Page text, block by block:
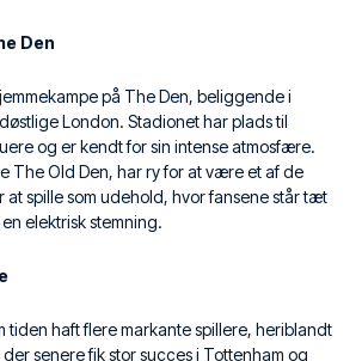
Den
på The Den, beliggende i
London. Stadionet har plads til
og er kendt for sin intense atmosfære.
The Old Den, har ry for at være et af de
at spille som udehold, hvor fansene står tæt
elektrisk stemning.
tiden haft flere markante spillere, heriblandt
senere fik stor succes i Tottenham og